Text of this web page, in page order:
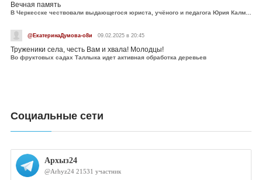
Вечная память
В Черкесске чествовали выдающегося юриста, учёного и педагога Юрия Калмыкова
@ЕкатеринаДумова-о8и 09.02.2025 в 20:45
Труженики села, честь Вам и хвала! Молодцы!
Во фруктовых садах Таллыка идет активная обработка деревьев
Социальные сети